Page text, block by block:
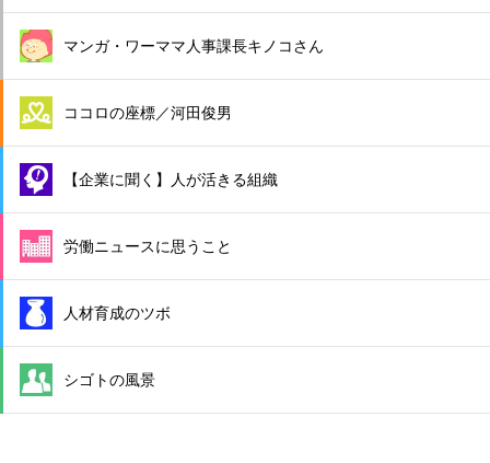
マンガ・ワーママ人事課長キノコさん
ココロの座標／河田俊男
【企業に聞く】人が活きる組織
労働ニュースに思うこと
人材育成のツボ
シゴトの風景